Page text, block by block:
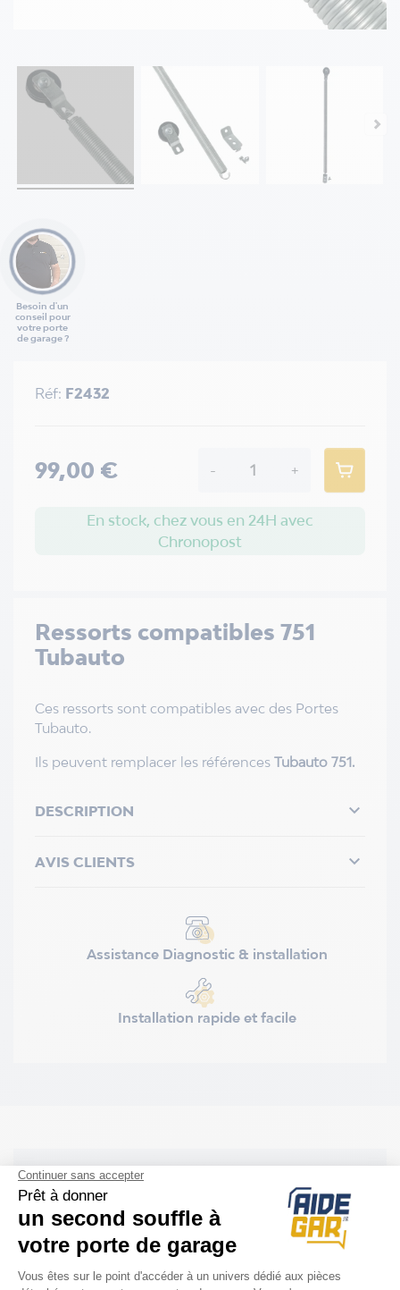
Besoin d'un
conseil pour
votre porte
de garage ?
Ressorts compatibles 751
Tubauto
Ces ressorts sont compatibles avec des Portes
Tubauto.
Ils peuvent remplacer les références Tubauto 751.
DESCRIPTION 
AVIS CLIENTS 
Assistance Diagnostic & installation
Installation rapide et facile
Réf: F2432
99,00 € - +
En stock, chez vous en 24H avec
Chronopost
DESCRIPTION
Ce produit est une grappe de 2 ressorts
emboîtés l'un dans l'autre, livrée avec la poulie
haute et l'accroche bas.